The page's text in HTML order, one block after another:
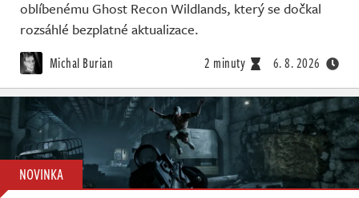
oblíbenému Ghost Recon Wildlands, který se dočkal
rozsáhlé bezplatné aktualizace.
Michal Burian 2 minuty 6. 8. 2026
NOVINKA